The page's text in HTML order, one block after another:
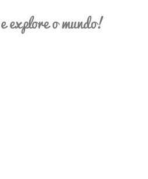
explore o mundo!